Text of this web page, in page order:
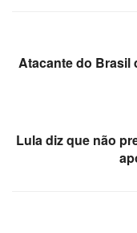
Atacante do Brasil
Lula diz que não